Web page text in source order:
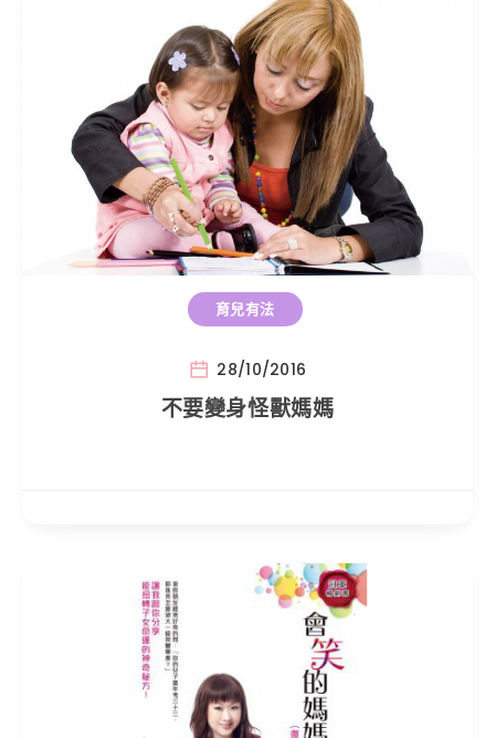
育兒有法
28/10/2016
不要變身怪獸媽媽